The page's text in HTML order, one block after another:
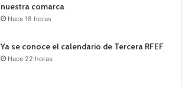
nuestra comarca
Hace 18 horas
Ya se conoce el calendario de Tercera RFEF
Hace 22 horas